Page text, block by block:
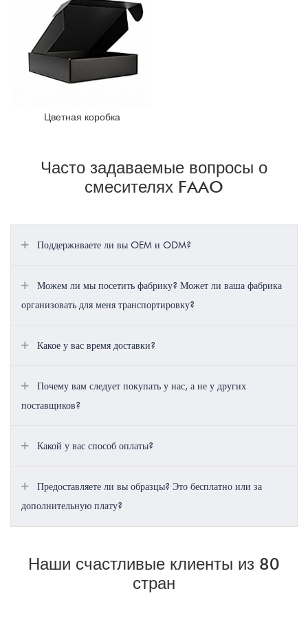
Цветная коробка
Часто задаваемые вопросы о
смесителях FAAO
Поддерживаете ли вы OEM и ODM?
Можем ли мы посетить фабрику? Может ли ваша фабрика
организовать для меня транспортировку?
Какое у вас время доставки?
Почему вам следует покупать у нас, а не у других
поставщиков?
Какой у вас способ оплаты?
Предоставляете ли вы образцы? Это бесплатно или за
дополнительную плату?
Наши счастливые клиенты из 80
стран